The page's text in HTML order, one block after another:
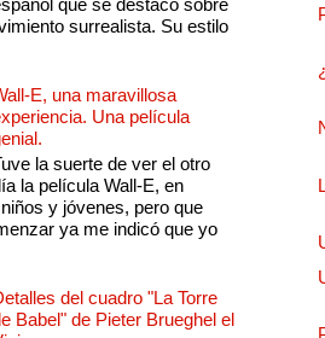
surrealista. Su estilo
E, una maravillosa
Una película
la suerte de ver el otro
la película Wall-E, en
y jóvenes, pero que
ya me indicó que yo
del cuadro "La Torre
Babel" de Pieter Brueghel el